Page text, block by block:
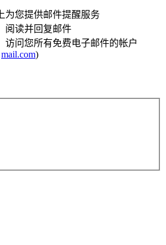
为您提供邮件提醒服务
阅读并回复邮件
访问您所有免费电子邮件的帐户
mail.com)